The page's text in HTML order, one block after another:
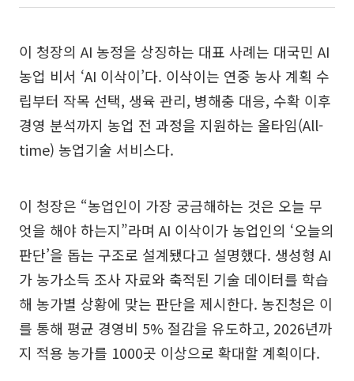
이 청장의 AI 농정을 상징하는 대표 사례는 대국민 AI
농업 비서 ‘AI 이삭이’다. 이삭이는 연중 농사 계획 수
립부터 작목 선택, 생육 관리, 병해충 대응, 수확 이후
경영 분석까지 농업 전 과정을 지원하는 올타임(All-
time) 농업기술 서비스다.
이 청장은 “농업인이 가장 궁금해하는 것은 오늘 무
엇을 해야 하는지”라며 AI 이삭이가 농업인의 ‘오늘의
판단’을 돕는 구조로 설계됐다고 설명했다. 생성형 AI
가 농가소득 조사 자료와 축적된 기술 데이터를 학습
해 농가별 상황에 맞는 판단을 제시한다. 농진청은 이
를 통해 평균 경영비 5% 절감을 유도하고, 2026년까
지 적용 농가를 1000곳 이상으로 확대할 계획이다.